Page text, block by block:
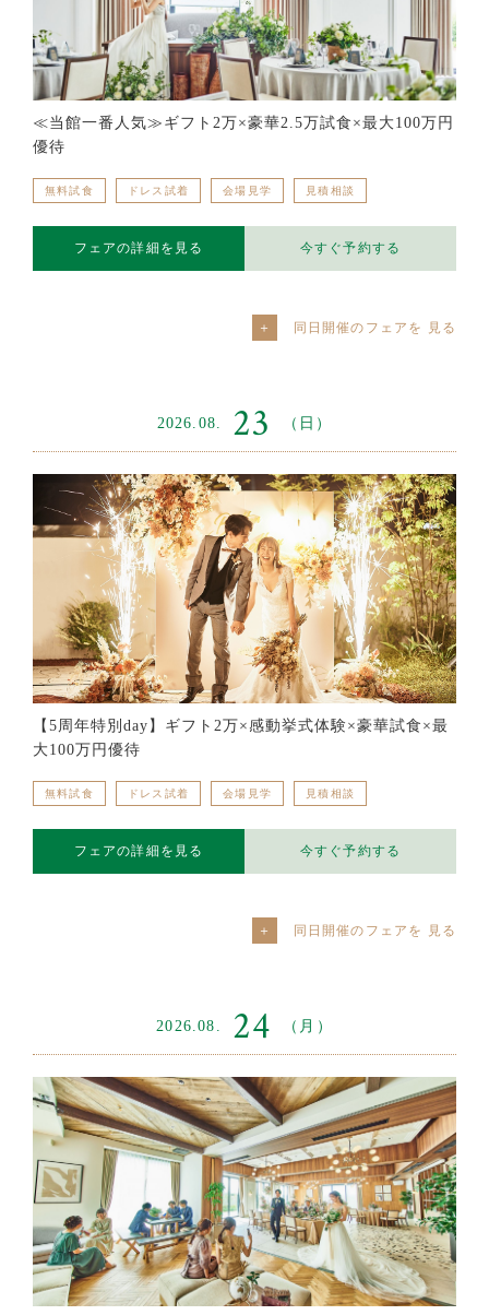
≪当館一番人気≫ギフト2万×豪華2.5万試食×最大100万円
優待
無料試食 ドレス試着 会場見学 見積相談
フェアの詳細を見る 今すぐ予約する
同日開催のフェアを
2026.08. 23 （日）
【5周年特別day】ギフト2万×感動挙式体験×豪華試食×最
大100万円優待
無料試食 ドレス試着 会場見学 見積相談
フェアの詳細を見る 今すぐ予約する
同日開催のフェアを
2026.08. 24 （月）